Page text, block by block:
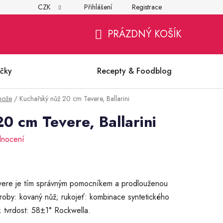
Všeobecné obchodní podmínky Ochrana osobních údajů
CZK Přihlášení Registrace
KOŠÍK
PRÁZDNÝ KOŠÍK
Recepty & Foodblog
/ Kuchařský nůž 20 cm Tevere, Ballarini
cm Tevere, Ballarini
je tím správným pomocníkem a prodlouženou
kovaný nůž; rukojeť: kombinace syntetického
58±1° Rockwella.